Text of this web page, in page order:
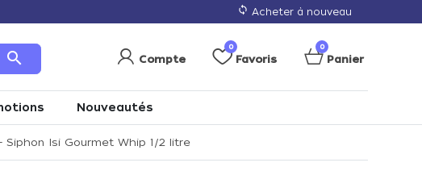
loop Acheter à nouveau
search Compte
0
Favoris
0
Panier
Nouveautés
Siphon Isi Gourmet Whip 1/2 litre